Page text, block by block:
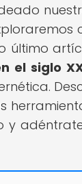
último
el siglo
y